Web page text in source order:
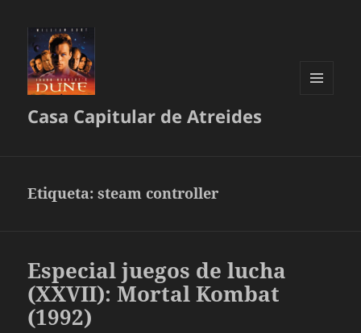
Casa Capitular de Atreides
Etiqueta:steam controller
Especial juegos de lucha
(XXVII): Mortal Kombat
(1992)